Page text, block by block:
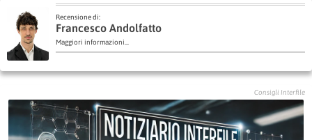
Recensione di:
Francesco Andolfatto
Maggiori informazioni...
Consigli Interfile